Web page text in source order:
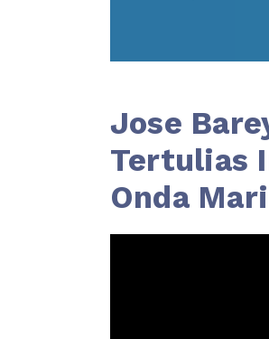
Jose
Tertulias
Onda